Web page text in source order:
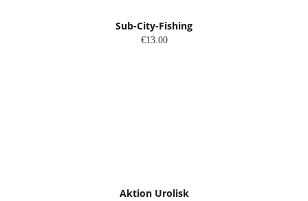
Sub-City-Fishing
€13.00
Aktion Urolisk